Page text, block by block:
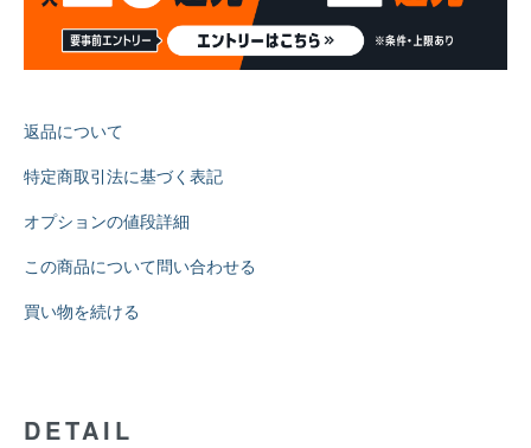
返品について
特定商取引法に基づく表記
オプションの値段詳細
この商品について問い合わせる
買い物を続ける
DETAIL